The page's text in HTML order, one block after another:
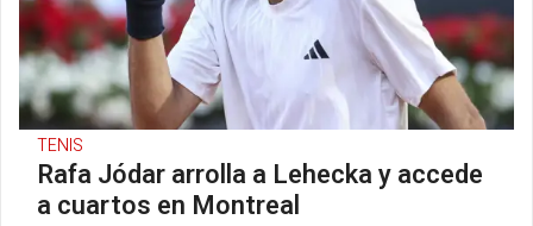
TENIS
Rafa Jódar arrolla a Lehecka y accede
a cuartos en Montreal